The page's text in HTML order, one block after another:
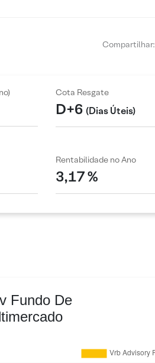
Compartilhar:
Cota Resgate
D+6 (Dias Úteis)
Rentabilidade no Ano
3,17 %
Fundo De